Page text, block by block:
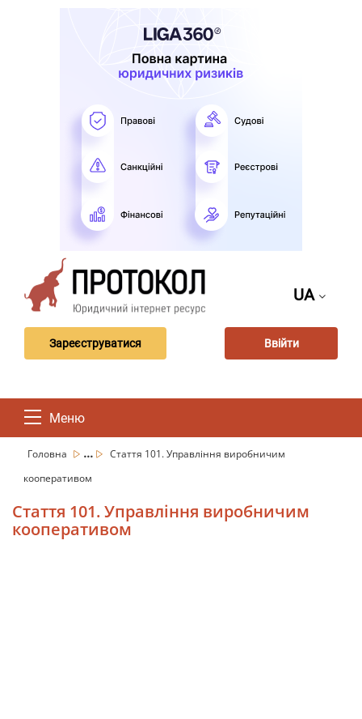
UA
Зареєструватися Ввійти
Меню
Головна ...
Стаття 101. Управління виробничим
кооперативом
Стаття 101. Управління виробничим
кооперативом